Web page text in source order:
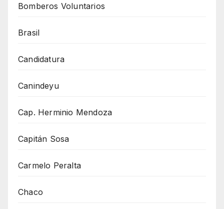
Bomberos Voluntarios
Brasil
Candidatura
Canindeyu
Cap. Herminio Mendoza
Capitán Sosa
Carmelo Peralta
Chaco